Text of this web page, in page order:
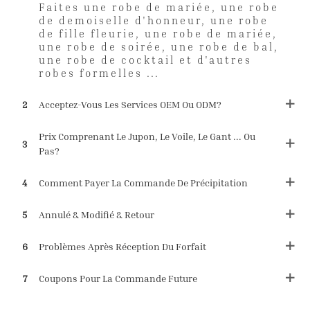
Faites une robe de mariée, une robe
de demoiselle d'honneur, une robe
de fille fleurie, une robe de mariée,
une robe de soirée, une robe de bal,
une robe de cocktail et d'autres
robes formelles ...
2 Acceptez-Vous Les Services OEM Ou ODM?
3
Prix ​​comprenant Le Jupon, Le Voile, Le Gant ... Ou
Pas?
4 Comment Payer La Commande De Précipitation
5 Annulé & Modifié & Retour
6 Problèmes Après Réception Du Forfait
7 Coupons Pour La Commande Future